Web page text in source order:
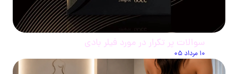
سوالات پر تکرار در مورد فیلر بادی
۱۰ مرداد ۰۵